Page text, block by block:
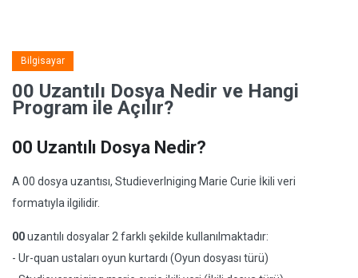
Bilgisayar
00 Uzantılı Dosya Nedir ve Hangi
Program ile Açılır?
00 Uzantılı Dosya Nedir?
A 00 dosya uzantısı, StudieverIniging Marie Curie İkili veri
formatıyla ilgilidir.
00uzantılı dosyalar 2 farklı şekilde kullanılmaktadır:
- Ur-quan ustaları oyun kurtardı (Oyun dosyası türü)